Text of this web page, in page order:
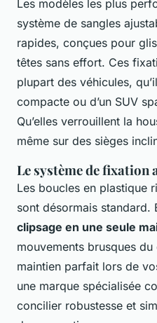
Les modèles les plus
système de sangles
rapides, conçues pour
têtes sans effort. Ces
plupart des véhicules,
compacte ou d’un SUV
Qu’elles verrouillent la
même sur des sièges
Le système de fixation
Les boucles en plastique
sont désormais standard.
clipsage en une seule
mouvements brusques
maintien parfait lors de
une marque spécialisée
concilier robustesse et